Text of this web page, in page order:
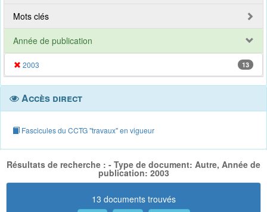
Mots clés
Année de publication
2003 13
Accès direct
Fascicules du CCTG "travaux" en vigueur
Résultats de recherche : - Type de document: Autre, Année de
publication: 2003
13 documents trouvés